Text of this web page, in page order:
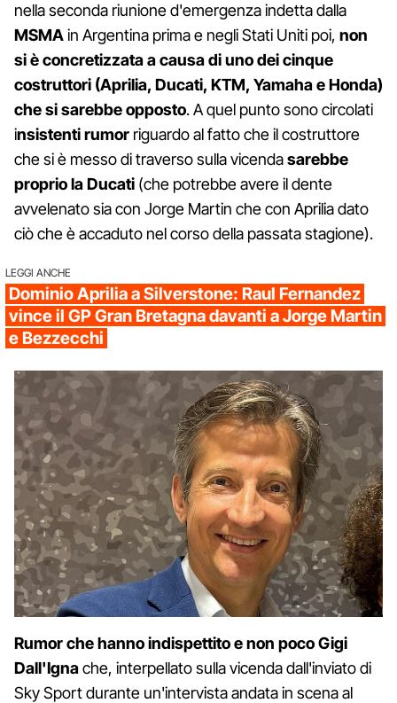
nella seconda riunione d'emergenza indetta dalla
MSMAin Argentina prima e negli Stati Uniti poi, non
si è concretizzata a causa di uno dei cinque
costruttori (Aprilia, Ducati, KTM, Yamaha e Honda)
che si sarebbe opposto. A quel punto sono circolati
insistenti rumor riguardo al fatto che il costruttore
che si è messo di traverso sulla vicendasarebbe
proprio la Ducati (che potrebbe avere il dente
avvelenato sia con Jorge Martin che con Aprilia dato
ciò che è accaduto nel corso della passata stagione).
LEGGI ANCHE
Dominio Aprilia a Silverstone: Raul Fernandez
vince il GP Gran Bretagna davanti a Jorge Martin
e Bezzecchi
Rumor che hanno indispettito e non poco Gigi
Dall'Ignache, interpellato sulla vicenda dall'inviato di
Sky Sport durante un'intervista andata in scena al